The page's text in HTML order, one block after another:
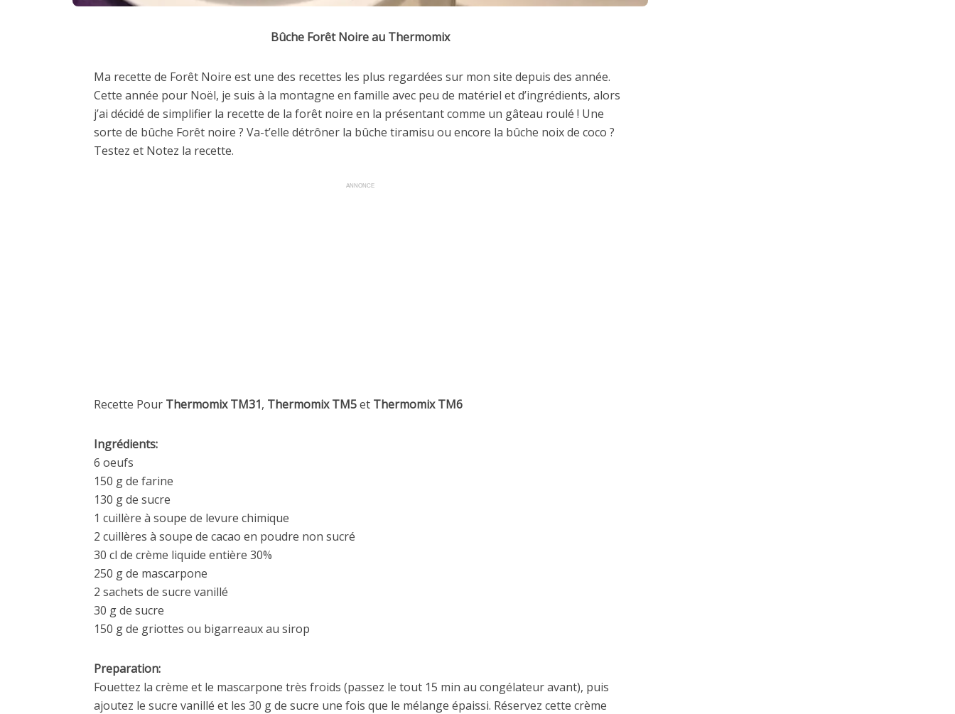
Bûche Forêt Noire au Thermomix
Ma recette de Forêt Noire est une des recettes les plus regardées sur mon site depuis des année.
Cette année pour Noël, je suis à la montagne en famille avec peu de matériel et d’ingrédients, alors
j’ai décidé de simplifier la recette de la forêt noire en la présentant comme un gâteau roulé ! Une
sorte de bûche Forêt noire ? Va-t’elle détrôner la bûche tiramisu ou encore la bûche noix de coco ?
Testez et Notez la recette.
ANNONCE
Recette Pour Thermomix TM31, Thermomix TM5et Thermomix TM6
Ingrédients:
6 oeufs
150 g de farine
130 g de sucre
1 cuillère à soupe de levure chimique
2 cuillères à soupe de cacao en poudre non sucré
30 cl de crème liquide entière 30%
250 g de mascarpone
2 sachets de sucre vanillé
30 g de sucre
150 g de griottes ou bigarreaux au sirop
Preparation:
Fouettez la crème et le mascarpone très froids (passez le tout 15 min au congélateur avant), puis
ajoutez le sucre vanillé et les 30 g de sucre une fois que le mélange épaissi. Réservez cette crème